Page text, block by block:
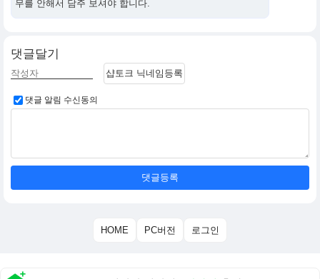
무를 안해서 담주 보셔야 합니다.
댓글달기
샵토크 닉네임등록
댓글 알림 수신동의
댓글등록
HOME PC버전 로그인